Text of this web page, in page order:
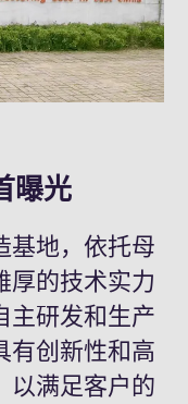
曝光
基地，依托母
厚的技术实力
主研发和生产
有创新性和高
以满足客户的